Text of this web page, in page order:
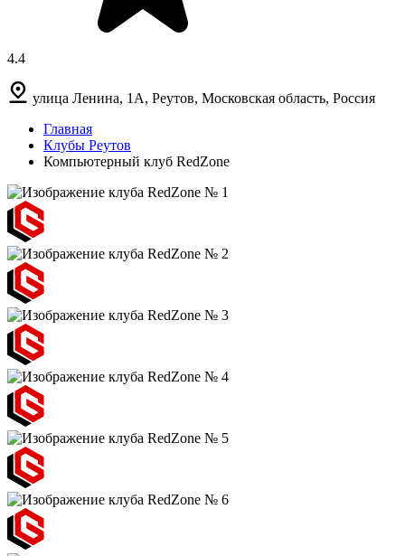
4.4
улица Ленина, 1А, Реутов, Московская область, Россия
Главная
Клубы Реутов
Компьютерный клуб RedZone